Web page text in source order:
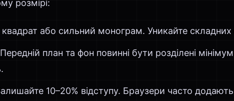
розмірі:
або сильний монограм. Уникайте
Передній план та фон повинні бути розділені
10–20% відступу. Браузери часто